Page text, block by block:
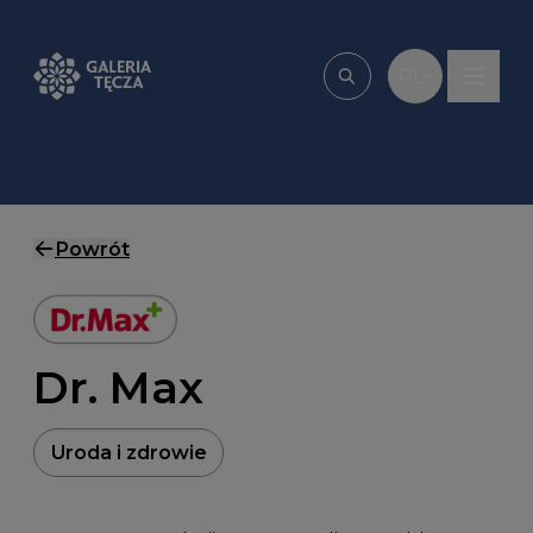
Wpisz, czego
Powrót
Dr. Max
Uroda i zdrowie